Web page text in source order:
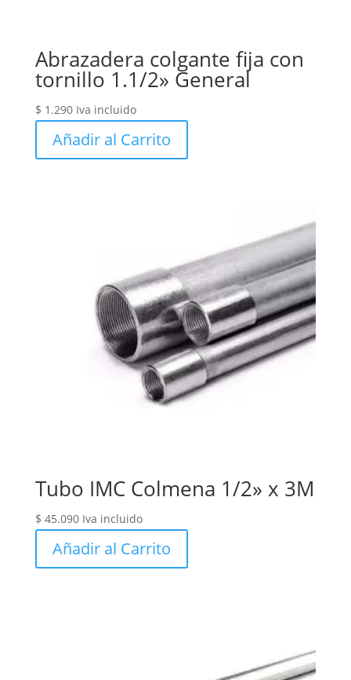
Abrazadera colgante fija con
tornillo 1.1/2» General
$ 1.290 Iva incluido
Añadir al Carrito
Tubo IMC Colmena 1/2» x 3M
$ 45.090 Iva incluido
Añadir al Carrito